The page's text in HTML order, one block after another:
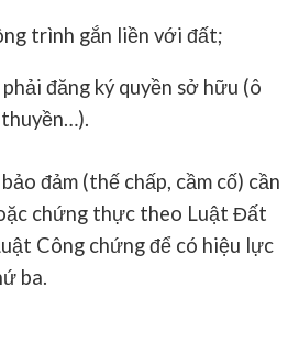
trình gắn liền với đất;
phải đăng ký quyền sở hữu (ô
đảm (thế chấp, cầm cố) cần
chứng thực theo Luật Đất
Công chứngđể có hiệu lực
ba.